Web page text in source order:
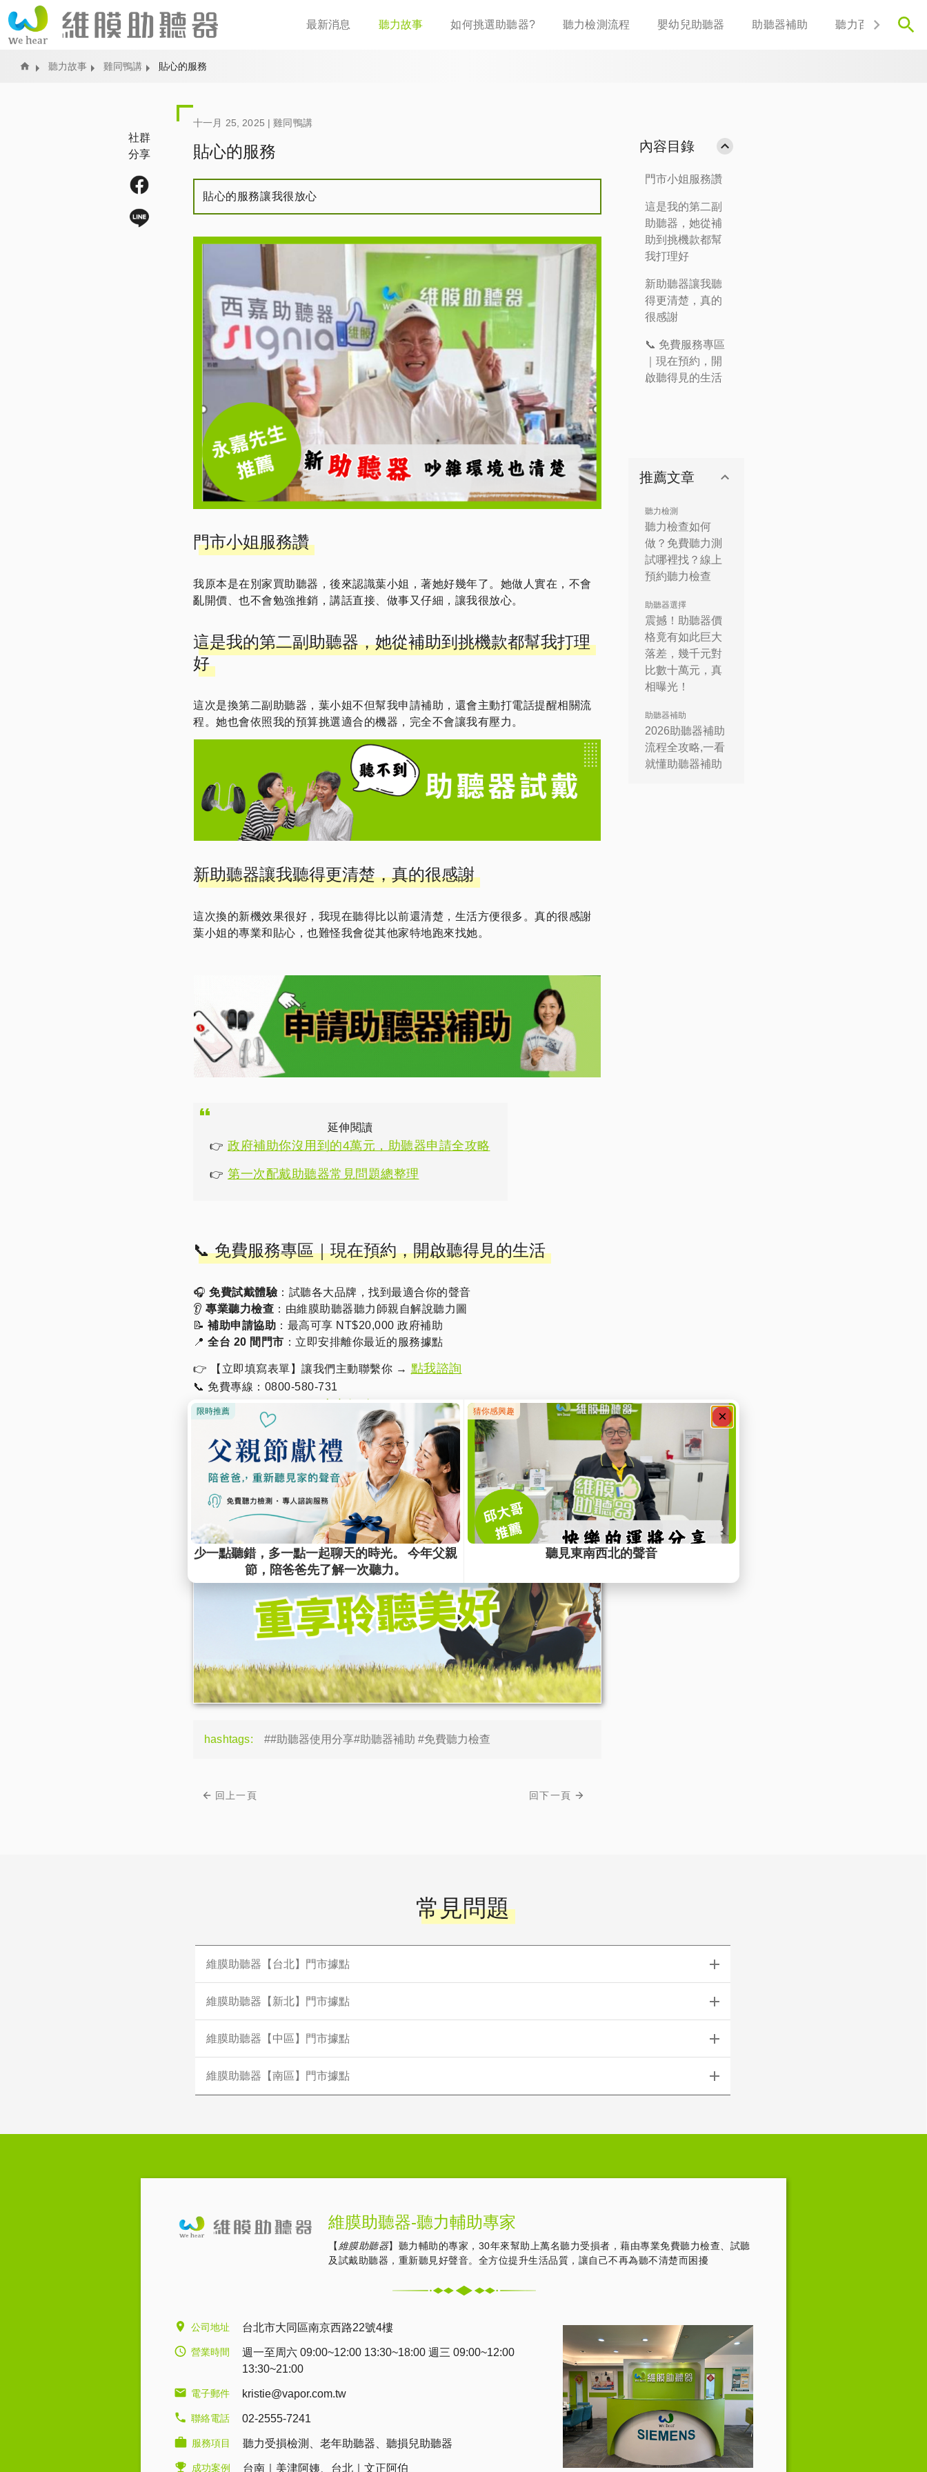
至
最新消息 聽力故事 如何挑選助聽器? 聽力檢測流程 嬰幼兒助聽器 助聽器補助 聽力百科 聯
Home 聽力故事 雞同鴨講 貼心的服務
十一月 25, 2025 |雞同鴨講
貼心的服務
貼心的服務讓我很放心
門市小姐服務讚
我原本是在別家買助聽器，後來認識葉小姐，著她好幾年了。她做人實在，不會
亂開價、也不會勉強推銷，講話直接、做事又仔細，讓我很放心。
這是我的第二副助聽器，她從補助到挑機款都幫我打理
好
這次是換第二副助聽器，葉小姐不但幫我申請補助，還會主動打電話提醒相關流
程。她也會依照我的預算挑選適合的機器，完全不會讓我有壓力。
新助聽器讓我聽得更清楚，真的很感謝
這次換的新機效果很好，我現在聽得比以前還清楚，生活方便很多。真的很感謝
葉小姐的專業和貼心，也難怪我會從其他家特地跑來找她。
延伸閱讀
👉 政府補助你沒用到的4萬元，助聽器申請全攻略
👉 第一次配戴助聽器常見問題總整理
📞 免費服務專區｜現在預約，開啟聽得見的生活
🎧 免費試戴體驗：試聽各大品牌，找到最適合你的聲音
👂 專業聽力檢查 ：由維膜助聽器聽力師親自解說聽力圖
📝 補助申請協助 ：最高可享 NT$20,000 政府補助
📍 全台 20 間門市 ：立即安排離你最近的服務據點
👉 【立即填寫表單】讓我們主動聯繫你 → 點我諮詢
📞 免費專線：0800-580-731
🔗 或加入 LINE 諮詢：
hashtags: ##助聽器使用分享#助聽器補助 #免費聽力檢查
社群
分享
回上一頁 回下一頁
常見問題
維膜助聽器【台北】門市據點
維膜助聽器【新北】門市據點
維膜助聽器【中區】門市據點
維膜助聽器【南區】門市據點
內容目錄
門市小姐服務讚
這是我的第二副
助聽器，她從補
助到挑機款都幫
我打理好
新助聽器讓我聽
得更清楚，真的
很感謝
📞 免費服務專區
｜現在預約，開
啟聽得見的生活
推薦文章
聽力檢測
聽力檢查如何
做？免費聽力測
試哪裡找？線上
預約聽力檢查
助聽器選擇
震撼！助聽器價
格竟有如此巨大
落差，幾千元對
比數十萬元，真
相曝光！
助聽器補助
2026助聽器補助
流程全攻略,一看
就懂助聽器補助
維膜助聽器-聽力輔助專家
【 維膜助聽器】聽力輔助的專家，30年來幫助上萬名聽力受損者，藉由專業免費聽力檢查、試聽
及試戴助聽器，重新聽見好聲音。全方位提升生活品質，讓自己不再為聽不清楚而困擾
公司地址 台北市大同區南京西路22號4樓
營業時間
週一至周六 09:00~12:00 13:30~18:00 週三 09:00~12:00
13:30~21:00
電子郵件 kristie@vapor.com.tw
聯絡電話 02-2555-7241
服務項目 聽力受損檢測 老年助聽器 聽損兒助聽器
成功案例 台南｜美津阿姨 台北｜文正阿伯